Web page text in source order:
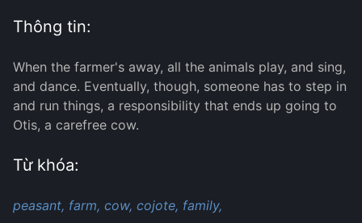
Thông tin:
When the farmer's away, all the animals play, and sing,
and dance. Eventually, though, someone has to step in
and run things, a responsibility that ends up going to
Otis, a carefree cow.
Từ khóa:
peasant, farm, cow, cojote, family,